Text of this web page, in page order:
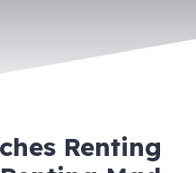
Renting